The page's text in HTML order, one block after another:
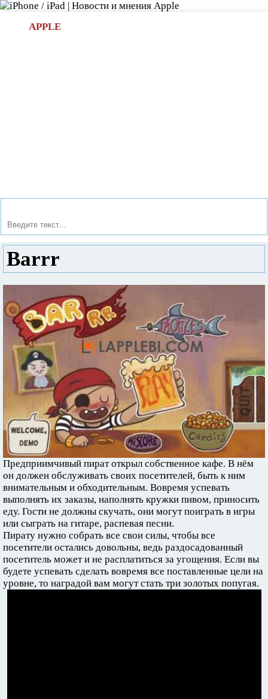
APPLE
Barrr
Предприимчивый пират открыл собственное кафе. В нём
он должен обслуживать своих посетителей, быть к ним
внимательным и обходительным. Вовремя успевать
выполнять их заказы, наполнять кружки пивом, приносить
еду. Гости не должны скучать, они могут поиграть в игры
или сыграть на гитаре, распевая песни.
Пирату нужно собрать все свои силы, чтобы все
посетители остались довольны, ведь раздосадованный
посетитель может и не расплатиться за угощения. Если вы
будете успевать сделать вовремя все поставленные цели на
уровне, то наградой вам могут стать три золотых попугая.